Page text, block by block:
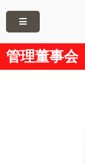
管理董事会